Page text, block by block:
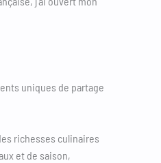
uniques de partage
richesses culinaires
et de saison,